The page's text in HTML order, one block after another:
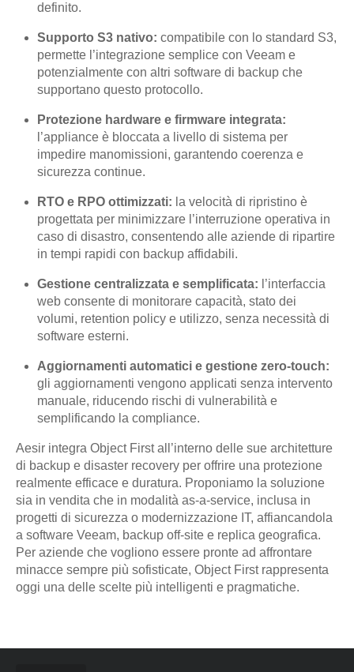
definito.
Supporto S3 nativo: compatibile con lo standard S3,
permette l’integrazione semplice con Veeam e
potenzialmente con altri software di backup che
supportano questo protocollo.
Protezione hardware e firmware integrata:
l’appliance è bloccata a livello di sistema per
impedire manomissioni, garantendo coerenza e
sicurezza continue.
RTO e RPO ottimizzati: la velocità di ripristino è
progettata per minimizzare l’interruzione operativa in
caso di disastro, consentendo alle aziende di ripartire
in tempi rapidi con backup affidabili.
Gestione centralizzata e semplificata: l’interfaccia
web consente di monitorare capacità, stato dei
volumi, retention policy e utilizzo, senza necessità di
software esterni.
Aggiornamenti automatici e gestione zero-touch:
gli aggiornamenti vengono applicati senza intervento
manuale, riducendo rischi di vulnerabilità e
semplificando la compliance.
Aesir integra Object First all’interno delle sue architetture
di backup e disaster recovery per offrire una protezione
realmente efficace e duratura. Proponiamo la soluzione
sia in vendita che in modalità as-a-service, inclusa in
progetti di sicurezza o modernizzazione IT, affiancandola
a software Veeam, backup off-site e replica geografica.
Per aziende che vogliono essere pronte ad affrontare
minacce sempre più sofisticate, Object First rappresenta
oggi una delle scelte più intelligenti e pragmatiche.